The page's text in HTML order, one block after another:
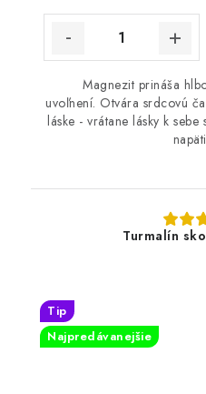
Magnezit prináša
uvoľnení. Otvára srdcovú
láske - vrátane lásky k
Turmalín
Tip
Najpredávanejšie